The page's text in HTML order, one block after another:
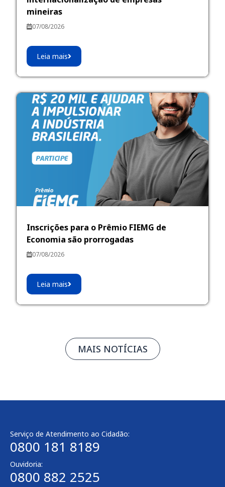
mineiras
07/08/2026
Leia mais
Inscrições para o Prêmio FIEMG de
Economia são prorrogadas
07/08/2026
Leia mais
MAIS NOTÍCIAS
Serviço de Atendimento ao Cidadão:
0800 181 8189
Ouvidoria:
0800 882 2525